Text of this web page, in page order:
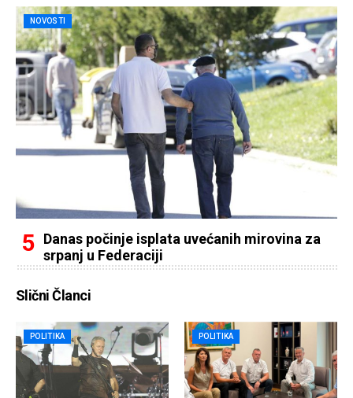
NOVOSTI
Danas počinje isplata uvećanih mirovina za
srpanj u Federaciji
Slični Članci
POLITIKA POLITIKA